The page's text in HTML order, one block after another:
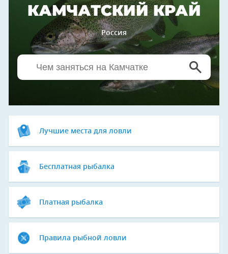
КАМЧАТСКИЙ КРАЙ
Россия
Лучшие места для ловли
Бесплатная рыбалка
Платная рыбалка
Правила рыбной ловли